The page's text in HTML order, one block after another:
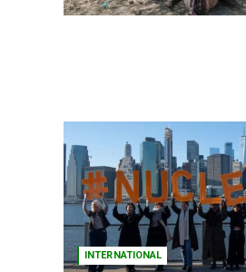
INTERNATIONAL